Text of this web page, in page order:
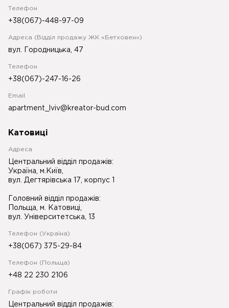
Телефон
+38(067)-448-97-09
Адреса (Відділ продажу ЖК «Бетховен»)
вул. Городницька, 47
Телефон
+38(067)-247-16-26
Email
apartment_lviv@kreator-bud.com
Катовиці
Адреса
Центральний відділ продажів:
Україна, м.Київ,
вул. Дегтярівська 17, корпус 1
Головний відділ продажів:
Польща, м. Катовиці,
вул. Університетська, 13
Телефон (Україна)
+38(067) 375-29-84
Телефон (Польща)
+48 22 230 2106
Графік роботи
Центральний відділ продажів: